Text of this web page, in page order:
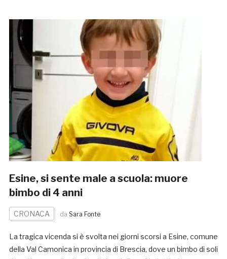
Esine, si sente male a scuola: muore
bimbo di 4 anni
CRONACA da Sara Fonte
La tragica vicenda si è svolta nei giorni scorsi a Esine, comune
della Val Camonica in provincia di Brescia, dove un bimbo di soli